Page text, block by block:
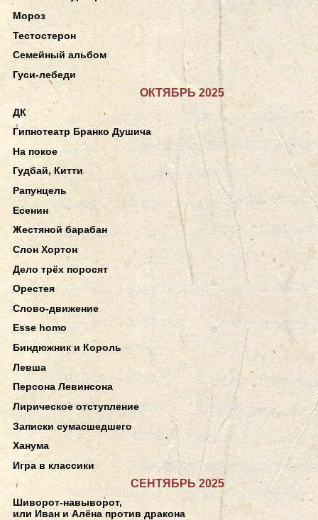
Мороз
Тестостерон
Семейный альбом
Гуси-лебеди
ОКТЯБРЬ 2025
ДК
Гипнотеатр Бранко Душича
На покое
Гудбай, Китти
Рапунцель
Есенин
Жестяной барабан
Слон Хортон
Дело трёх поросят
Орестея
Слово-движение
Esse homo
Биндюжник и Король
Левша
Персона Левинсона
Лирическое отступление
Записки сумасшедшего
Ханума
Игра в классики
СЕНТЯБРЬ 2025
Шиворот-навыворот,
или Иван и Алёна против дракона